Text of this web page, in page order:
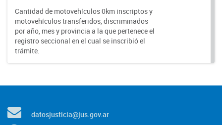
Cantidad de motovehículos 0km inscriptos y
motovehículos transferidos, discriminados
por año, mes y provincia a la que pertenece el
registro seccional en el cual se inscribió el
trámite.
datosjusticia@jus.gov.ar